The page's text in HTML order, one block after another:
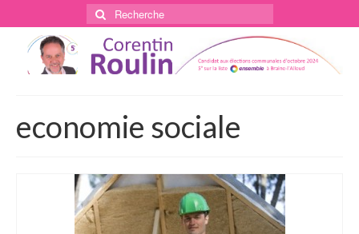
Rechercher
:
economie sociale